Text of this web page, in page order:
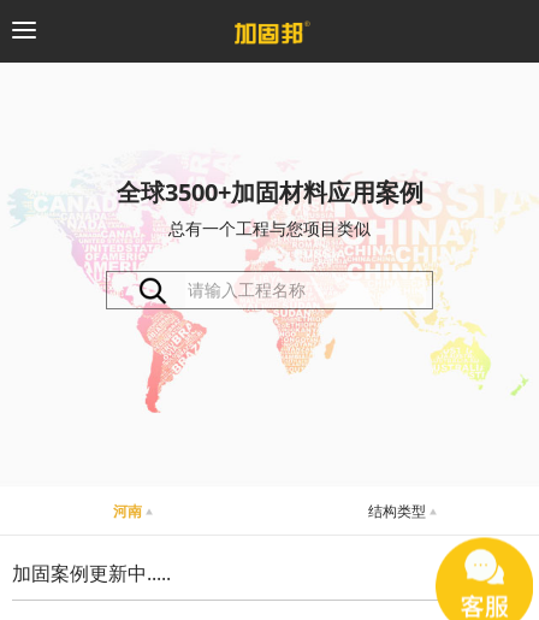
粘钢加固系统
预应力系统
桥梁支座系统
水泥基系统
全球3500+加固材料应用案例
总有一个工程与您项目类似
河南 结构类型
加固案例更新中.....